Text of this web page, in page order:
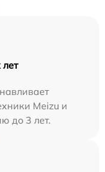
Meizu и
до 3 лет.